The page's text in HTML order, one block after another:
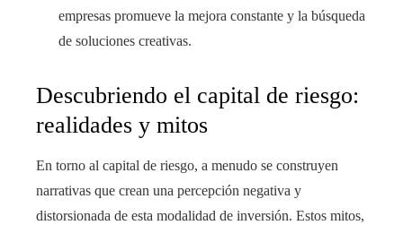
empresas promueve la mejora constante y la búsqueda
de soluciones creativas.
Descubriendo el capital de riesgo:
realidades y mitos
En torno al capital de riesgo, a menudo se construyen
narrativas que crean una percepción negativa y
distorsionada de esta modalidad de inversión. Estos mitos,